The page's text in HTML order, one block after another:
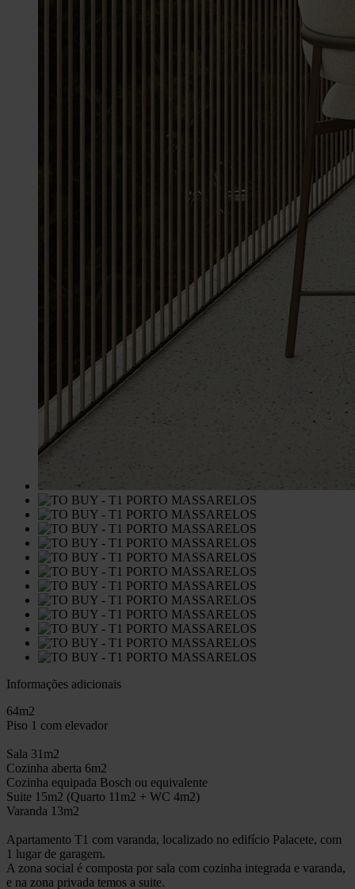
Informações adicionais
64m2
Piso 1 com elevador
Sala 31m2
Cozinha aberta 6m2
Cozinha equipada Bosch ou equivalente
Suite 15m2 (Quarto 11m2 + WC 4m2)
Varanda 13m2
Apartamento T1 com varanda, localizado no edifício Palacete, com
1 lugar de garagem.
A zona social é composta por sala com cozinha integrada e varanda,
e na zona privada temos a suite.